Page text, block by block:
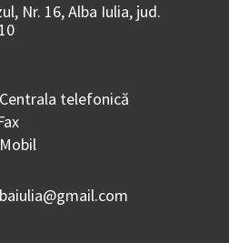
Nr. 16, Alba Iulia, jud.
telefonică